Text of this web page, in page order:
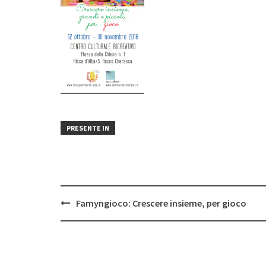
PRESENTE IN
Post
navigation
Famyngioco: Crescere insieme, per gioco